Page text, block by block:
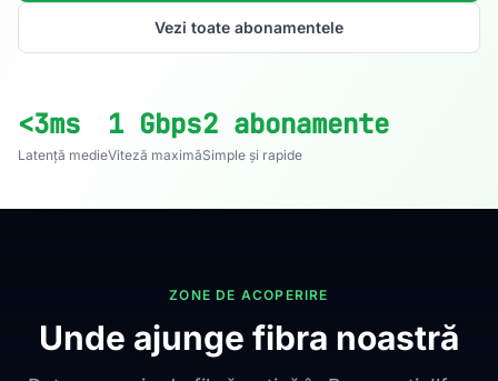
Vezi toate abonamentele
<3ms
Latență medie
1 Gbps
Viteză maximă
2 abonamente
Simple și rapide
ZONE DE ACOPERIRE
Unde ajunge fibra noastră